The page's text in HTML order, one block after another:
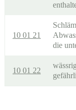
10 01 21
die
10 01 22